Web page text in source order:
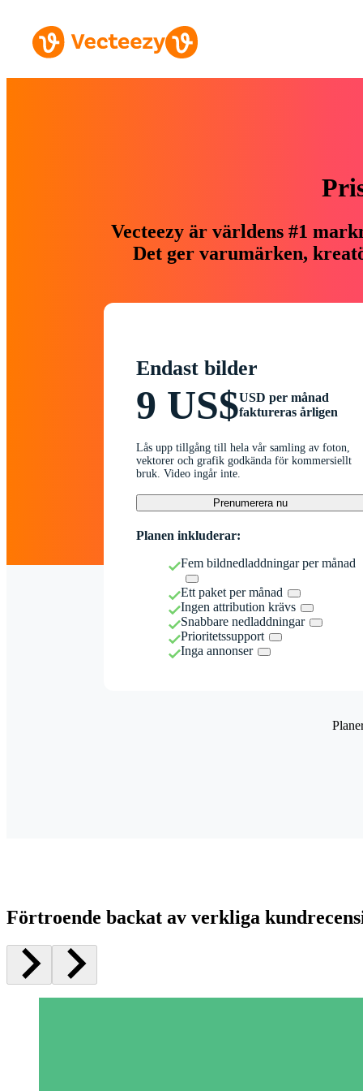
Vecteezy är världens #1
Det ger varumärken,
Endast bilder
9 US$USD per månad
faktureras årligen
Lås upp tillgång till hela vår samling av foton,
vektorer och grafik godkända för kommersiellt
bruk. Video ingår inte.
Prenumerera nu
Planen inkluderar:
Fem bildnedladdningar per månad
Ett paket per månad
Ingen attribution krävs
Snabbare nedladdningar
Prioritetssupport
Inga annonser
Förtroende backat av verkliga